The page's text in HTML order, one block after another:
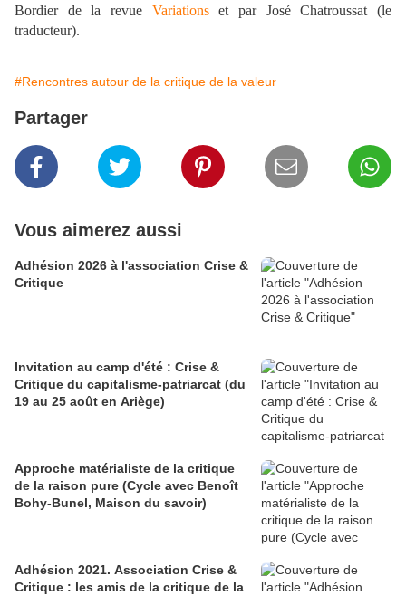
Bordier de la revue Variationset par José Chatroussat (le
traducteur).
#Rencontres autour de la critique de la valeur
Partager
Vous aimerez aussi
Adhésion 2026 à l'association Crise &
Critique
Invitation au camp d'été : Crise &
Critique du capitalisme-patriarcat (du
19 au 25 août en Ariège)
Approche matérialiste de la critique
de la raison pure (Cycle avec Benoît
Bohy-Bunel, Maison du savoir)
Adhésion 2021. Association Crise &
Critique : les amis de la critique de la